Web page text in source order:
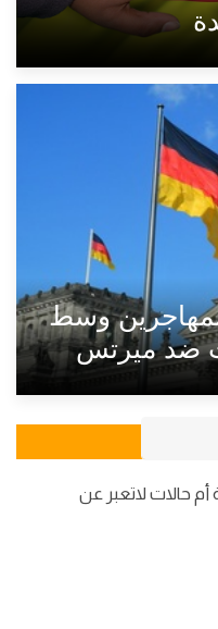
وسط
ضد ميرتس
حالات لاتعبر عن